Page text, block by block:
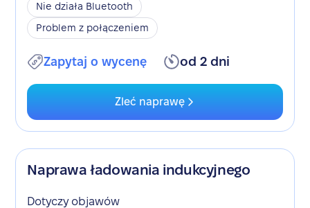
Nie działa Bluetooth
Problem z połączeniem
Zapytaj o wycenę od 2 dni
Zleć naprawę
Naprawa ładowania indukcyjnego
Dotyczy objawów